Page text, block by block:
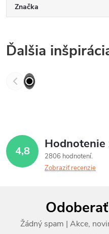
Značka
Ďalšia
4,8
2806 hodnotení
Zobraziť recenzie